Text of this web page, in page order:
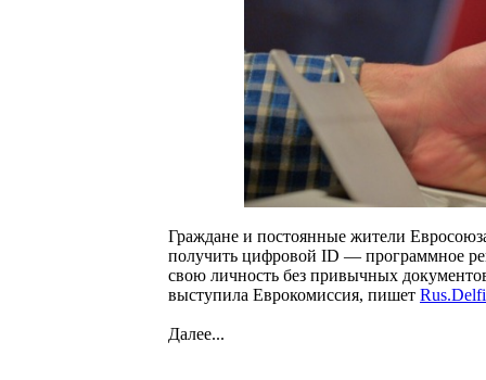
Граждане и постоянные жители
получить цифровой ID — программное
свою личность без привычных
выступила Еврокомиссия, пишет Rus.Delfi
Далее...